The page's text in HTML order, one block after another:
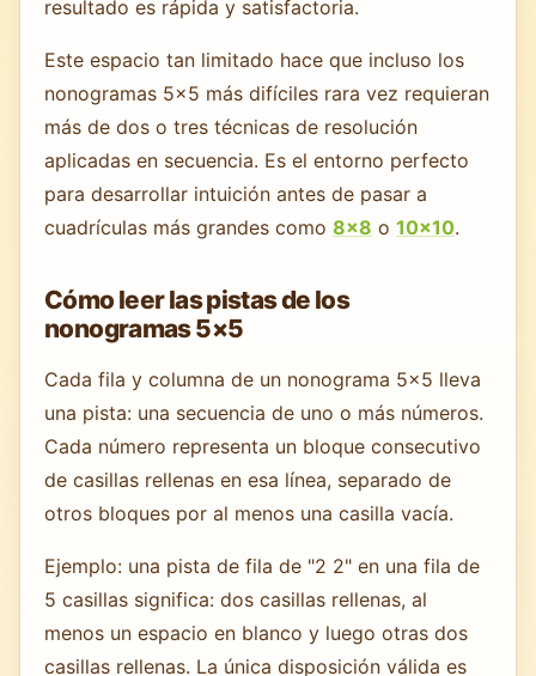
resultado es rápida y satisfactoria.
Este espacio tan limitado hace que incluso los
nonogramas 5×5 más difíciles rara vez requieran
más de dos o tres técnicas de resolución
aplicadas en secuencia. Es el entorno perfecto
para desarrollar intuición antes de pasar a
cuadrículas más grandes como 8×8 o 10×10.
Cómo leer las pistas de los
nonogramas 5×5
Cada fila y columna de un nonograma 5×5 lleva
una pista: una secuencia de uno o más números.
Cada número representa un bloque consecutivo
de casillas rellenas en esa línea, separado de
otros bloques por al menos una casilla vacía.
Ejemplo: una pista de fila de "2 2" en una fila de
5 casillas significa: dos casillas rellenas, al
menos un espacio en blanco y luego otras dos
casillas rellenas. La única disposición válida es